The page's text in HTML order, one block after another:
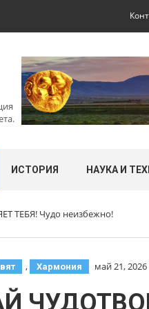
ИСТОРИЯ НАУКА И
ТЕБЯ! Чудо неизбежно!
, Хармония май 21, 2026